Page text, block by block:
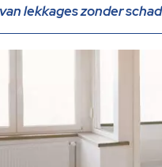
lekkages zonder